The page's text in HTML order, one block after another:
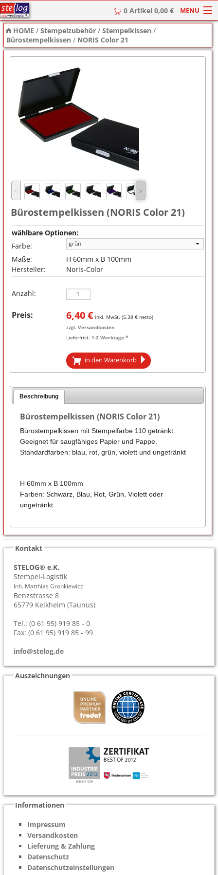
0 Artikel 0,00 € MENU
HOME
Stempel
Stempel-Textplatten
Stempelzubehör
HOME /Stempelzubehör /Stempelkissen /
Bürostempelkissen / NORIS Color 21
˂ ˃
Bürostempelkissen (NORIS Color 21)
wählbare Optionen:
Farbe:
Maße:
H 60mm x B 100mm
Hersteller:
Noris-Color
Anzahl:
Preis: 6,40€ inkl. MwSt. (5,38€ netto)
zzgl. Versandkosten
Lieferfrist: 1-2 Werktage *
in den Warenkorb
Beschreibung
Bürostempelkissen (NORIS Color 21)
Bürostempelkissen mit Stempelfarbe 110 getränkt.
Geeignet für saugfähiges Papier und Pappe.
Standardfarben: blau, rot, grün, violett und ungetränkt
H 60mm x B 100mm
Farben: Schwarz, Blau, Rot, Grün, Violett oder
ungetränkt
Kontakt
STELOG® e.K.
Stempel-Logistik
Inh. Matthias Gronkiewicz
Benzstrasse 8
65779 Kelkheim (Taunus)
Tel.: (0 61 95) 919 85 - 0
Fax: (0 61 95) 919 85 - 99
info@stelog.de
Auszeichnungen
Informationen
Impressum
Versandkosten
Lieferung & Zahlung
Datenschutz
Datenschutzeinstellungen